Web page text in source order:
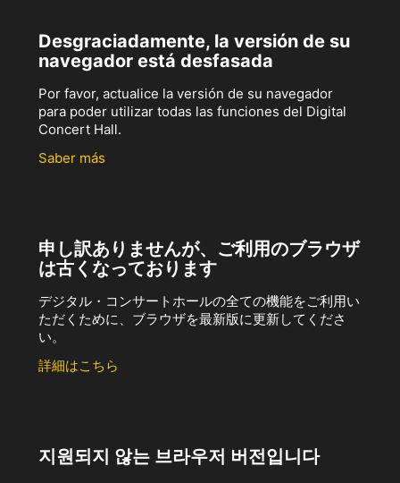
Desgraciadamente, la versión de su
navegador está desfasada
Por favor, actualice la versión de su navegador
para poder utilizar todas las funciones del Digital
Concert Hall.
Saber más
申し訳ありませんが、ご利用のブラウザ
は古くなっております
デジタル・コンサートホールの全ての機能をご利用い
ただくために、ブラウザを最新版に更新してくださ
い。
詳細はこちら
지원되지 않는 브라우저 버전입니다